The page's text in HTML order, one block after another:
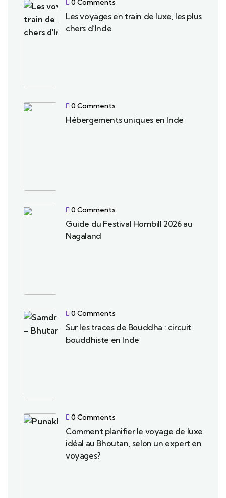
0 Comments
Les voyages en train de luxe, les plus
chers d’Inde
0 Comments
Hébergements uniques en Inde
0 Comments
Guide du Festival Hornbill 2026 au
Nagaland
0 Comments
Sur les traces de Bouddha : circuit
bouddhiste en Inde
0 Comments
Comment planifier le voyage de luxe
idéal au Bhoutan, selon un expert en
voyages?